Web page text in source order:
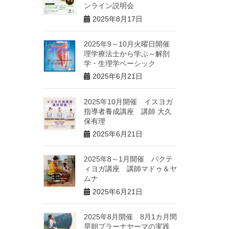
ンライン説明会
2025年8月17日
2025年9～10月火曜日開催
理学療法士から学ぶ～解剖
学・生理学ベーシック
2025年6月21日
2025年10月開催 イスヨガ
指導者養成講座 講師 大久
保有理
2025年6月21日
2025年8～1月開催 バクテ
ィヨガ講座 講師マドゥ＆ヤ
ムナ
2025年6月21日
2025年8月開催 8月1カ月間
早朝プラーナヤーマの実践